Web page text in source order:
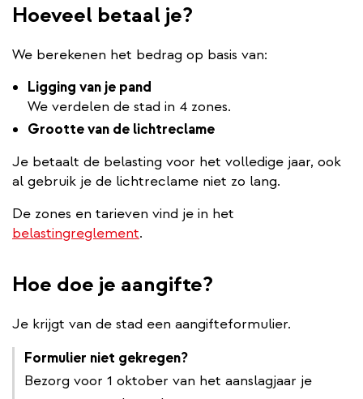
Hoeveel betaal je?
We berekenen het bedrag op basis van:
Ligging van je pand
We verdelen de stad in 4 zones.
Grootte van de lichtreclame ​​​​
Je betaalt de belasting voor het volledige jaar, ook
al gebruik je de lichtreclame niet zo lang.
De zones en tarieven vind je in het
belastingreglement.
Hoe doe je aangifte?
Je krijgt van de stad een aangifteformulier.
Formulier niet gekregen?
Bezorg voor 1 oktober van het aanslagjaar je